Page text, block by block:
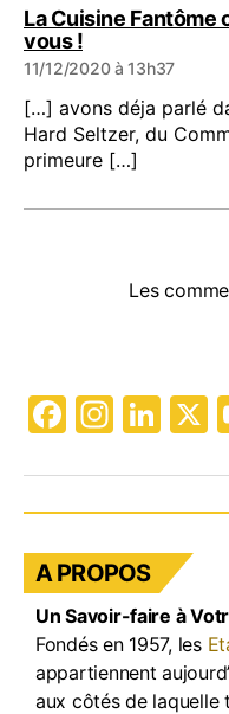
La Cuisine Fantôme
vous !dit :
11/12/2020 à 13h37
[…] avons déja parlé
Hard Seltzer, du
primeure […]
Les
F
c
e
b
o
o
k
In
a
gr
a
m
Li
k
e
dI
n
A PROPOS
Un Savoir-faire à
Fondés en 1957, les
appartiennent
aux côtés de laquelle